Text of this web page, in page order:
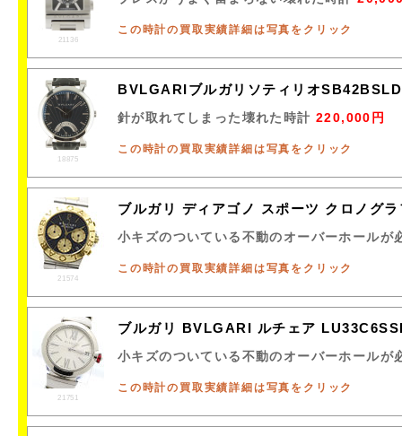
21136
この時計の買取実績詳細は写真をクリック
18875
BVLGARIブルガリソティリオ
針が取れてしまった壊れた時計 220,000円
この時計の買取実績詳細は写真をクリック
21574
ブルガリ ディアゴノ スポーツ クロノグ
小キズのついている不動のオーバーホールが
この時計の買取実績詳細は写真をクリック
21751
ブルガリ BVLGARI ルチェア
小キズのついている不動のオーバーホールが
この時計の買取実績詳細は写真をクリック